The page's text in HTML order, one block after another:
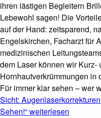
ihren lästigen Begleitern
Lebewohl sagen! Die
auf der Hand: zeitsparend,
Engelskirchen, Facharzt für
medizinischen
dem Laser können wir
Hornhautverkrümmungen in
Für immer klar sehen – wer
Sicht:
Sehen!“weiterlesen